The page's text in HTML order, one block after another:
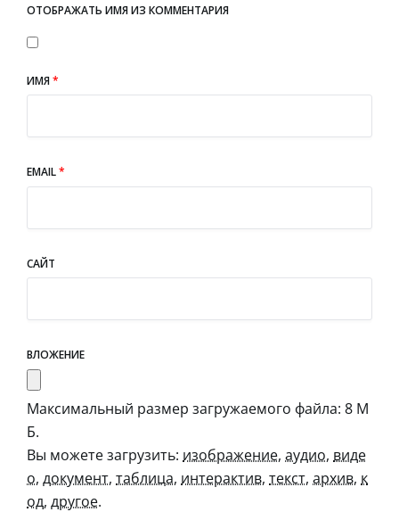
ОТОБРАЖАТЬ ИМЯ ИЗ КОММЕНТАРИЯ
ИМЯ*
EMAIL*
САЙТ
ВЛОЖЕНИЕ
Максимальный размер загружаемого файла: 8 М
Б.
Вы можете загрузить: изображение, аудио, виде
о, документ, таблица, интерактив, текст, архив, к
од, другое.